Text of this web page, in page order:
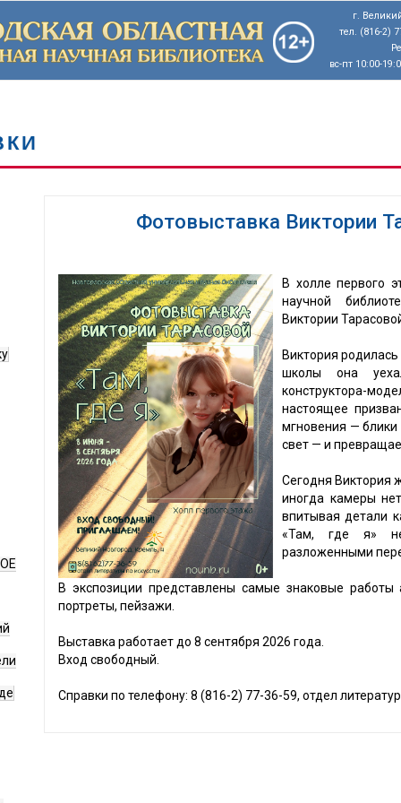
г.
тел. (816-2)
вс-пт 10:00-
Фотовыставка Виктории
В холле первого
научной
Виктории
Виктория
школы она
конструктора-
настоящее
мгновения —
свет — и
Сегодня Виктория
иногда камеры
впитывая детали
«Там, где я»
разложенными
В экспозиции представлены самые знаковые
портреты, пейзажи.
Выставка работает до 8 сентября 2026 года.
Вход свободный.
Справки по телефону: 8 (816-2) 77-36-59, отдел